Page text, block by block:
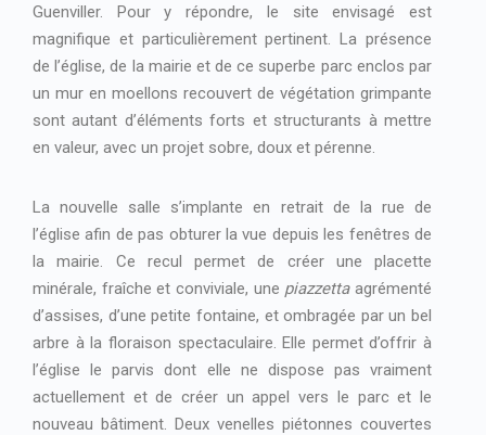
Guenviller. Pour y répondre, le site envisagé est
magnifique et particulièrement pertinent. La présence
de l’église, de la mairie et de ce superbe parc enclos par
un mur en moellons recouvert de végétation grimpante
sont autant d’éléments forts et structurants à mettre
en valeur, avec un projet sobre, doux et pérenne.
La nouvelle salle s’implante en retrait de la rue de
l’église afin de pas obturer la vue depuis les fenêtres de
la mairie. Ce recul permet de créer une placette
minérale, fraîche et conviviale, une piazzettaagrémenté
d’assises, d’une petite fontaine, et ombragée par un bel
arbre à la floraison spectaculaire. Elle permet d’offrir à
l’église le parvis dont elle ne dispose pas vraiment
actuellement et de créer un appel vers le parc et le
nouveau bâtiment. Deux venelles piétonnes couvertes